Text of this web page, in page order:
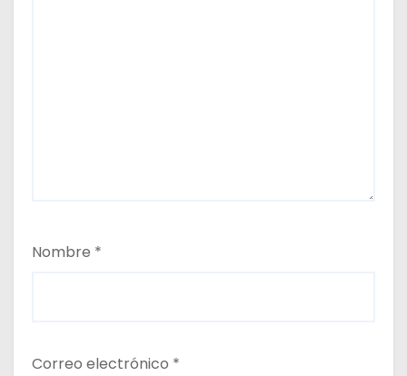
Nombre *
Correo electrónico *